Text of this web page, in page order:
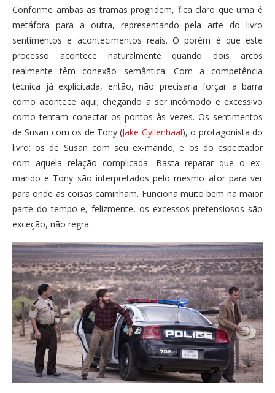
Conforme ambas as tramas progridem, fica claro que uma é
metáfora para a outra, representando pela arte do livro
sentimentos e acontecimentos reais. O porém é que este
processo acontece naturalmente quando dois arcos
realmente têm conexão semântica. Com a competência
técnica já explicitada, então, não precisaria forçar a barra
como acontece aqui; chegando a ser incômodo e excessivo
como tentam conectar os pontos às vezes. Os sentimentos
de Susan com os de Tony (Jake Gyllenhaal), o protagonista do
livro; os de Susan com seu ex-marido; e os do espectador
com aquela relação complicada. Basta reparar que o ex-
marido e Tony são interpretados pelo mesmo ator para ver
para onde as coisas caminham. Funciona muito bem na maior
parte do tempo e, felizmente, os excessos pretensiosos são
exceção, não regra.